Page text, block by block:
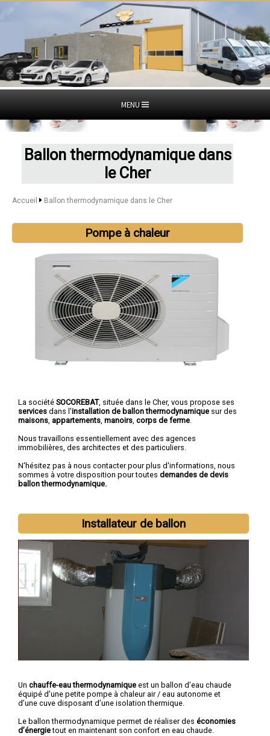
MENU
Ballon thermodynamique dans
le Cher
Accueil Ballon thermodynamique dans le Cher
Pompe à chaleur
La société SOCOREBAT, située dans le Cher, vous propose ses
services dans l'installation de ballon thermodynamique sur des
maisons appartements manoirs corps de ferme
Nous travaillons essentiellement avec des agences
immobilières, des architectes et des particuliers.
N'hésitez pas à nous contacter pour plus d'informations, nous
sommes à votre disposition pour toutes demandes de devis
ballon thermodynamique.
Installateur de ballon
Un chauffe-eau thermodynamique est un ballon d’eau chaude
équipé d’une petite pompe à chaleur air / eau autonome et
d’une cuve disposant d’une isolation thermique.
Le ballon thermodynamique permet de réaliser des économies
d’énergietout en maintenant son confort en eau chaude.